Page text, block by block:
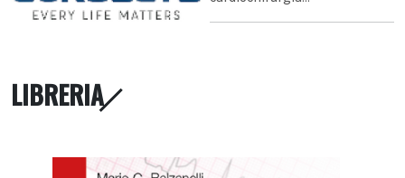
LIBRERIA